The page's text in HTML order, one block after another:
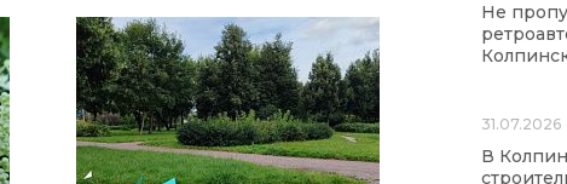
Не
31.07.2026
В